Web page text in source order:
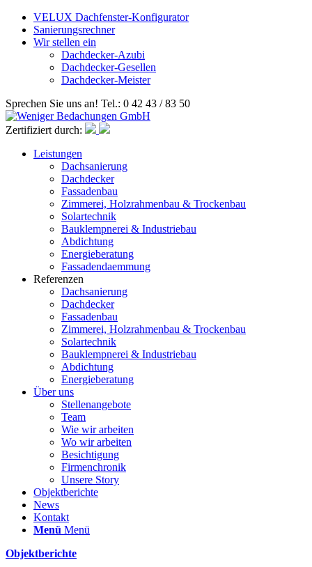
VELUX Dachfenster-Konfigurator
Sanierungsrechner
Wir stellen ein
Dachdecker-Azubi
Dachdecker-Gesellen
Dachdecker-Meister
Sprechen Sie uns an! Tel.: 0 42 43 / 83 50
Zertifiziert durch:
Leistungen
Dachsanierung
Dachdecker
Fassadenbau
Zimmerei, Holzrahmenbau & Trockenbau
Solartechnik
Bauklempnerei & Industriebau
Abdichtung
Energieberatung
Fassadendaemmung
Referenzen
Dachsanierung
Dachdecker
Fassadenbau
Zimmerei, Holzrahmenbau & Trockenbau
Solartechnik
Bauklempnerei & Industriebau
Abdichtung
Energieberatung
Über uns
Stellenangebote
Team
Wie wir arbeiten
Wo wir arbeiten
Besichtigung
Firmenchronik
Unsere Story
Objektberichte
News
Kontakt
Menü Menü
Objektberichte